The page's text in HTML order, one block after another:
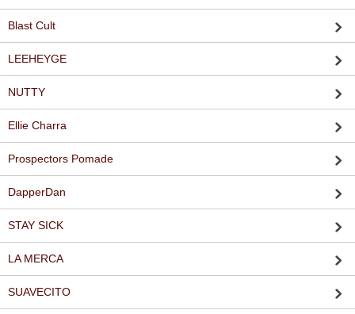
Blast Cult
LEEHEYGE
NUTTY
Ellie Charra
Prospectors Pomade
DapperDan
STAY SICK
LA MERCA
SUAVECITO